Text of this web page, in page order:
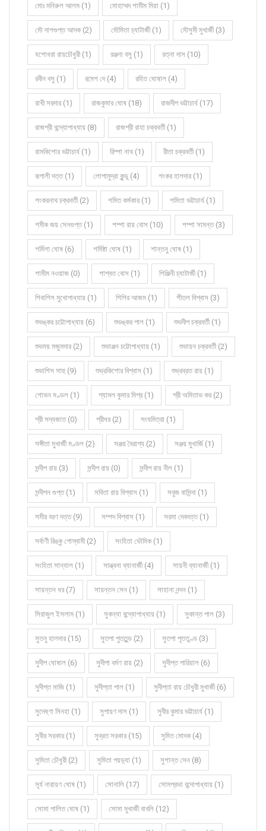
মোঃ মনিরুল আলম (1) মোহাম্মদ শামীম মিয়া (1)
মৌ দাশগুপ্ত আদক (2) মৌমিতা চ্যাটার্জী (1) মৌসুমী মুখার্জী (3)
যশোধরা রায়চৌধুরী (1) রঞ্জনা বসু (1) রত্না দাস (10)
রবীন বসু (1) রমেশ দে (4) রহিত ঘোষাল (4)
রাখী সরদার (1) রাজকুমার ঘোষ (18) রাজদীপ ভট্টাচার্য (17)
রাজশ্রী বন্দ্যোপাধ্যায় (8) রাজশ্রী রাহা চক্রবর্তী (1)
রামকিশোর ভট্টাচার্য (1) রিম্পা নাথ (1) রীতা চক্রবর্তী (1)
রূপালী দত্ত (1) লোপামুদ্রা কুন্ডু (4) শংকর হালদার (1)
শংকরনাথ চক্রবর্তী (2) শমিত কর্মকার (1) শমিতা ভট্টাচার্য (1)
শমীক জয় সেনগুপ্ত (1) শম্পা রায় বোস (10) শম্পা সামন্ত (3)
শর্মিলা ঘোষ (6) শর্মিষ্ঠা ঘোষ (1) শান্তনু ঘোষ (1)
শামীম নওয়াজ (0) শাশ্বত বোস (1) শিঞ্জিনী চ্যাটার্জী (1)
শিবাশিস মুখোপাধ্যায় (1) শিশির আজম (1) শীতল বিশ্বাস (3)
শুভঙ্কর চট্টোপাধ্যায় (6) শুভঙ্কর পাল (1) শুভদীপ চক্রবর্তী (1)
শুভময় মজুমদার (2) শুভাঞ্জন চট্টোপাধ্যায় (1) শুভায়ন চক্রবর্তী (2)
শুভাশিস সাহু (9) শুভ্রকিশোর বিশ্বাস (1) শুভ্রব্রত রায় (1)
শোভন মণ্ডল (1) শ্যামল কুমার মিশ্র (1) শ্রী অমিতাভ কর (2)
শ্রী সদ্যজাত (0) শ্রীধর (2) সংঘমিত্রা (1)
সঙ্গীতা মুখার্জী মণ্ডল (2) সঞ্জয় বৈরাগ্য (2) সঞ্জয় মুখার্জি (1)
সন্দীপ রায় (3) সন্দীপ রায় (0) সন্দীপ রায় নীল (1)
সন্দীপন গুপ্ত (1) সবিতা রায় বিশ্বাস (1) সবুজ বাসিন্দা (1)
সমীর বরণ দত্ত (9) সম্পদ বিশ্বাস (1) সরমা দেবদত্ত (1)
সর্বাণী রিঙ্কু গোস্বামী (2) সংহিতা ভৌমিক (1)
সংহিতা সান্যাল (1) সান্ত্বনা ব্যানার্জী (4) সায়নী ব্যানার্জী (1)
সায়ন্তন ধর (7) সায়ন্তন সেন (1) সাহানা নন্দন (1)
সিরাজুল ইসলাম (1) সুকন্যা বন্দ্যোপাধ্যায় (1) সুকান্ত পাল (3)
সুতনু হালদার (15) সুতপা পুততুন্ড (2) সুতপা পূততুণ্ড (3)
সুদীপ ঘোষাল (6) সুদীপা বর্মণ রায় (2) সুদীপ্ত পারিয়াল (6)
সুদীপ্ত মাজি (1) সুদীপ্তা পাল (1) সুদীপ্তা রায় চৌধুরী মুখার্জী (6)
সুদেষ্ণা সিনহা (1) সুপায়ণ দাস (1) সুবীর কুমার ভট্টাচার্য (1)
সুবীর সরকার (1) সুব্রত সরকার (15) সুমিত মোদক (4)
সুমিতা চৌধুরী (2) সুমিতা পয়ড়্যা (1) সুশান্ত সেন (8)
সূর্য নারায়ণ ঘোষ (1) সোনালি (17) সোমপ্রভা বন্দোপাধ্যায় (1)
সোমা পালিত ঘোষ (1) সোমা মুখার্জী বাবলি (12)